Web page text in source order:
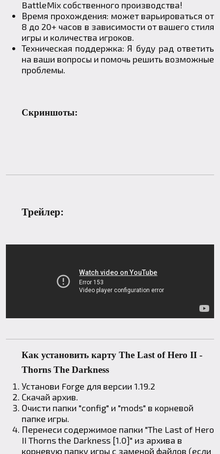
BattleMix собственного производства!
Время прохождения: может варьироваться от
8 до 20+ часов в зависимости от вашего стиля
игры и количества игроков.
Техническая поддержка: Я буду рад ответить
на ваши вопросы и помочь решить возможные
проблемы.
Скриншоты:
Трейлер:
Как установить карту The Last of Hero II -
Thorns The Darkness
Установи Forge для версии 1.19.2
Скачай архив.
Очисти папки "config" и "mods" в корневой
папке игры.
Перенеси содержимое папки "The Last of Hero
II Thorns the Darkness [1.0]" из архива в
корневую папку игры с заменой файлов (если